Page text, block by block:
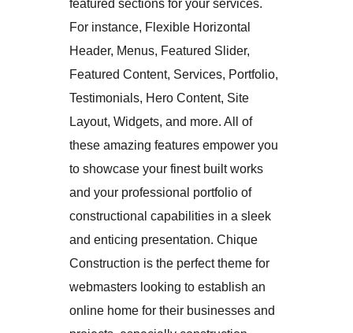
featured sections for your services.
For instance, Flexible Horizontal
Header, Menus, Featured Slider,
Featured Content, Services, Portfolio,
Testimonials, Hero Content, Site
Layout, Widgets, and more. All of
these amazing features empower you
to showcase your finest built works
and your professional portfolio of
constructional capabilities in a sleek
and enticing presentation. Chique
Construction is the perfect theme for
webmasters looking to establish an
online home for their businesses and